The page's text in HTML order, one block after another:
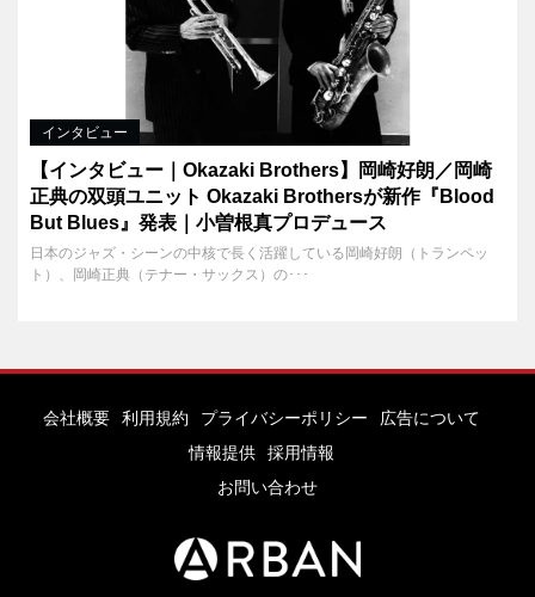
インタビュー
【インタビュー｜Okazaki Brothers】岡崎好朗／岡崎
正典の双頭ユニット Okazaki Brothersが新作『Blood
But Blues』発表｜小曽根真プロデュース
日本のジャズ・シーンの中核で長く活躍している岡崎好朗（トランペッ
ト）、岡崎正典（テナー・サックス）の･･･
会社概要 利用規約 プライバシーポリシー
広告について
情報提供
採用情報
お問い合わせ